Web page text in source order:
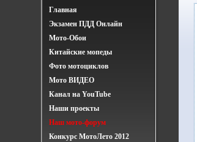
Главная
Экзамен ПДД Онлайн
Мото-Обои
Китайские мопеды
Фото мотоциклов
Мото ВИДЕО
Канал на YouTube
Наши проекты
Наш мото-форум
Конкурс МотоЛето 2012